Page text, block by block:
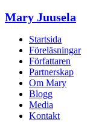
Mary Juusela
Startsida
Föreläsningar
Författaren
Partnerskap
Om Mary
Blogg
Media
Kontakt